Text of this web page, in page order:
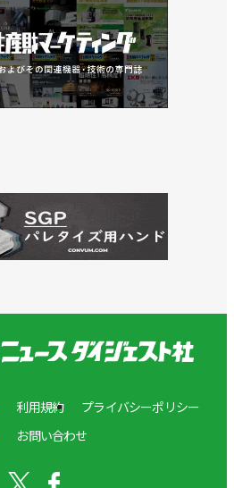
利用規約
プライバシーポリシー
お問い合わせ